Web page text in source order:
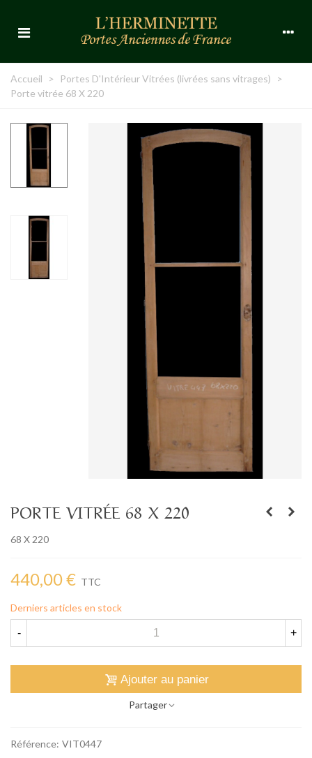
Accueil > Portes D'Intérieur Vitrées (livrées sans vitrages)
>
Porte vitrée 68 X 220
PORTE VITRÉE 68 X 220
68 X 220
440,00 € TTC
Derniers articles en stock
- +
Ajouter au panier
Partager
Référence: VIT0447